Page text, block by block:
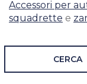
Accessori per
squadrette e
CERCA